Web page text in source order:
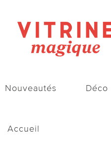
Nouveautés Déco
Accueil